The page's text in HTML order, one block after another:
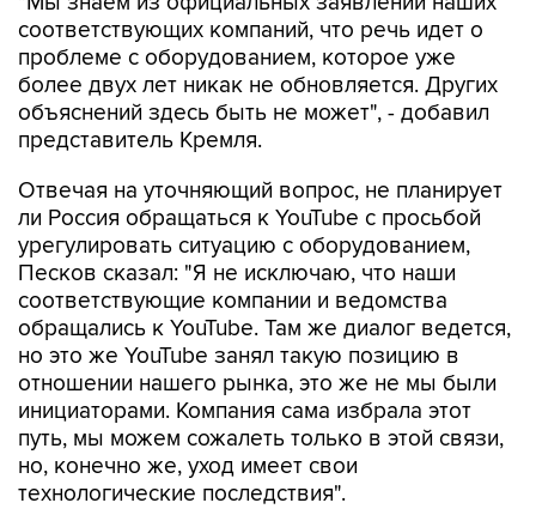
соответствующих компаний, что речь идет о
проблеме с оборудованием, которое уже
более двух лет никак не обновляется. Других
объяснений здесь быть не может", - добавил
представитель Кремля.
Отвечая на уточняющий вопрос, не планирует
ли Россия обращаться к YouTube с просьбой
урегулировать ситуацию с оборудованием,
Песков сказал: "Я не исключаю, что наши
соответствующие компании и ведомства
обращались к YouTube. Там же диалог ведется,
но это же YouTube занял такую позицию в
отношении нашего рынка, это же не мы были
инициаторами. Компания сама избрала этот
путь, мы можем сожалеть только в этой связи,
но, конечно же, уход имеет свои
технологические последствия".